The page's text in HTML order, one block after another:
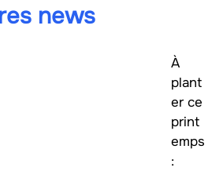
news
À
plant
er ce
print
emps
: